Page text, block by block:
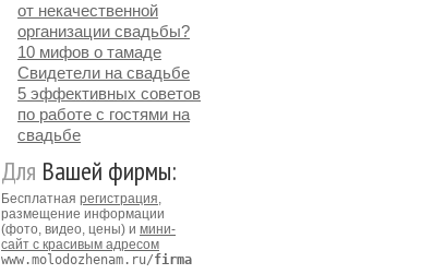
от некачественной
организации свадьбы?
10 мифов о тамаде
Свидетели на свадьбе
5 эффективных советов
по работе с гостями на
свадьбе
Для Вашей фирмы:
Бесплатная регистрация,
размещение информации
(фото, видео, цены) и мини-
сайт с красивым адресом
www.molodozhenam.ru/firma